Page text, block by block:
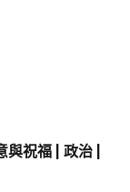
祝福 | 政治 |